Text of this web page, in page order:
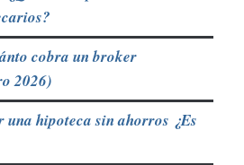
cobra un broker
2026)
una hipoteca sin ahorros ¿Es